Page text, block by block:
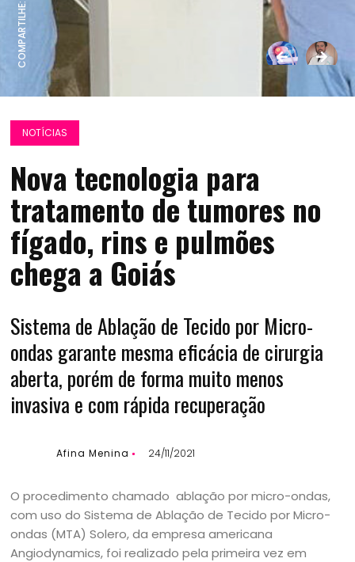
COMPARTILHE:
NOTÍCIAS
Nova tecnologia para
tratamento de tumores no
fígado, rins e pulmões
chega a Goiás
Sistema de Ablação de Tecido por Micro-
ondas garante mesma eficácia de cirurgia
aberta, porém de forma muito menos
invasiva e com rápida recuperação
Afina Menina 24/11/2021
O procedimento chamado ablação por micro-ondas,
com uso do Sistema de Ablação de Tecido por Micro-
ondas (MTA) Solero, da empresa americana
Angiodynamics, foi realizado pela primeira vez em